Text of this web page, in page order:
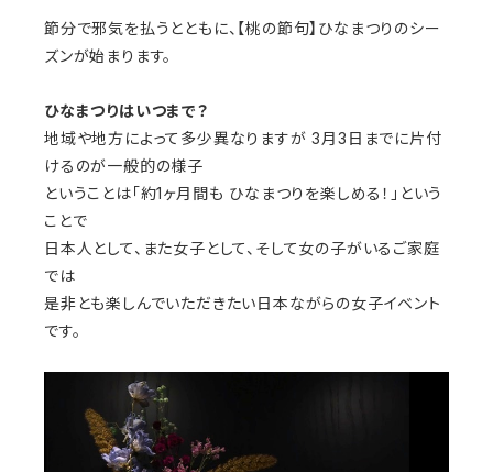
節分で邪気を払うとともに、【桃の節句】ひなまつりのシー
ズンが始まります。
ひなまつりはいつまで？
地域や地方によって多少異なりますが 3月3日までに片付
けるのが一般的の様子
ということは「約1ヶ月間も ひなまつりを楽しめる！」という
ことで
日本人として、また女子として、そして女の子がいるご家庭
では
是非とも楽しんでいただきたい日本ながらの女子イベント
です。